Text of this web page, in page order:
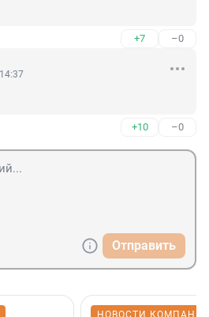
+7 –0
+10 –0
Отправить
НОВОСТИ